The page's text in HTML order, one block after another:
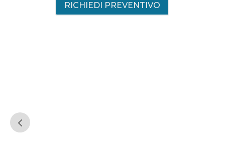
RICHIEDI PREVENTIVO